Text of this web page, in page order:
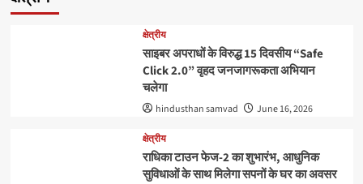
क्षेत्रीय
साइबर अपराधों के विरुद्ध 15 दिवसीय “Safe
Click 2.0” वृहद जनजागरूकता अभियान
चलेगा
hindusthan samvad June 16, 2026
क्षेत्रीय
राधिका टाउन फेज-2 का शुभारंभ, आधुनिक
सुविधाओं के साथ मिलेगा सपनों के घर का अवसर